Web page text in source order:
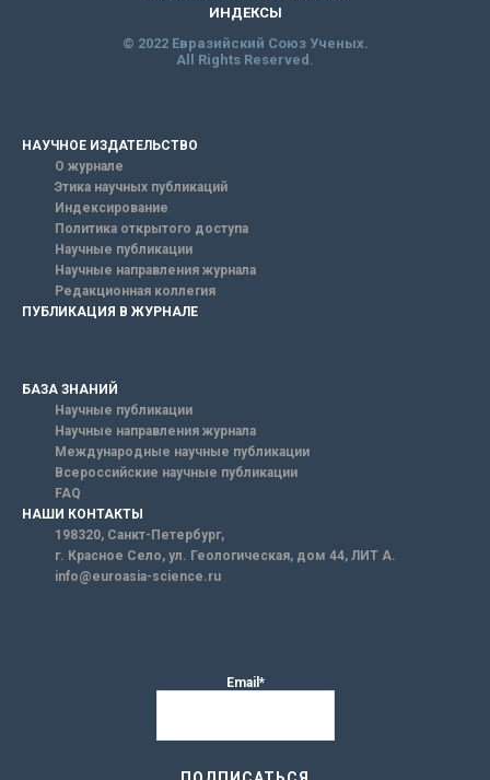
ИНДЕКСЫ
© 2022 Евразийский Союз Ученых.
All Rights Reserved.
НАУЧНОЕ ИЗДАТЕЛЬСТВО
О журнале
Этика научных публикаций
Индексирование
Политика открытого доступа
Научные публикации
Научные направления журнала
Редакционная коллегия
ПУБЛИКАЦИЯ В ЖУРНАЛЕ
БАЗА ЗНАНИЙ
Научные публикации
Научные направления журнала
Международные научные публикации
Всероссийские научные публикации
FAQ
НАШИ КОНТАКТЫ
198320, Санкт-Петербург,
г. Красное Село, ул. Геологическая, дом 44, ЛИТ А.
info@euroasia-science.ru
Email*